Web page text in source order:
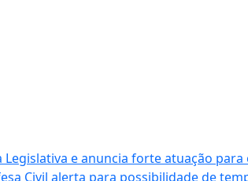
e anuncia forte atuação
Civil alerta para possibilidade de